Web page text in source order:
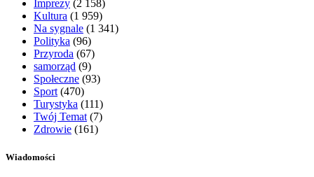
Imprezy (2 158)
Kultura (1 959)
Na sygnale (1 341)
Polityka (96)
Przyroda (67)
samorząd (9)
Społeczne (93)
Sport(470)
Turystyka (111)
Twój Temat(7)
Zdrowie (161)
Wiadomości